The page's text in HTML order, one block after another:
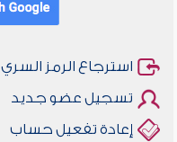
استرجاع الرمز السري
تسجيل عضو جديد
إعادة تفعيل حساب